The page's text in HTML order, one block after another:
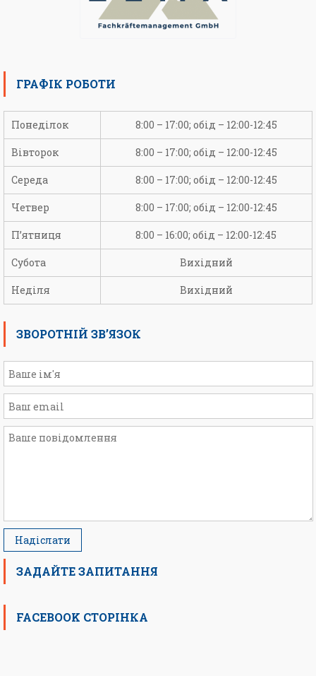
ГРАФІК РОБОТИ
Понеділок 8:00 – 17:00; обід – 12:00-12:45
Вівторок 8:00 – 17:00; обід – 12:00-12:45
Середа 8:00 – 17:00; обід – 12:00-12:45
Четвер 8:00 – 17:00; обід – 12:00-12:45
П’ятниця 8:00 – 16:00; обід – 12:00-12:45
Субота Вихідний
Неділя Вихідний
ЗВОРОТНІЙ ЗВ’ЯЗОК
ЗАДАЙТЕ ЗАПИТАННЯ
FACEBOOK СТОРІНКА